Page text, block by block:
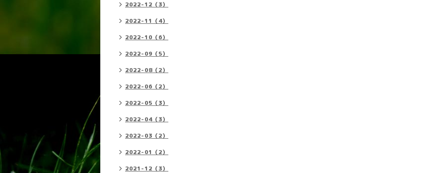
2022-12（3）
2022-11（4）
2022-10（6）
2022-09（5）
2022-08（2）
2022-06（2）
2022-05（3）
2022-04（3）
2022-03（2）
2022-01（2）
2021-12（3）